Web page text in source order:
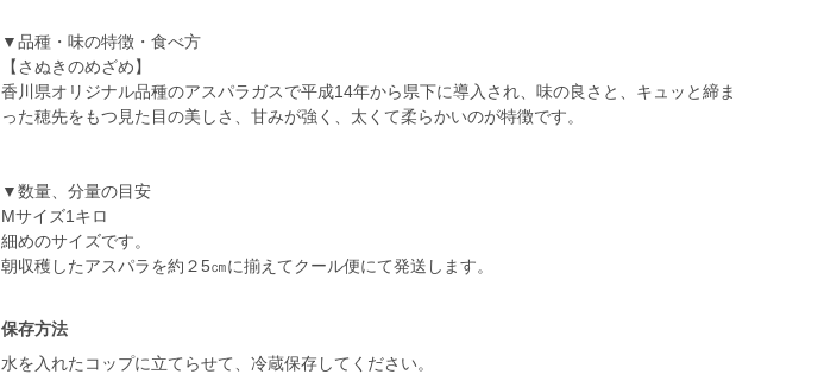
▼品種・味の特徴・食べ方
【さぬきのめざめ】
香川県オリジナル品種のアスパラガスで平成14年から県下に導入され、味の良さと、キュッと締ま
った穂先をもつ見た目の美しさ、甘みが強く、太くて柔らかいのが特徴です。
▼数量、分量の目安
Mサイズ1キロ
細めのサイズです。
保存方法
水を入れたコップに立てらせて、冷蔵保存してください。